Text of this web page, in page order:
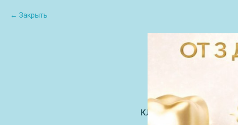
КЛИЕНТАМ О НАС
Закрыть